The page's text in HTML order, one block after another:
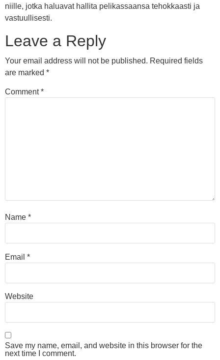
niille, jotka haluavat hallita pelikassaansa tehokkaasti ja
vastuullisesti.
Leave a Reply
Your email address will not be published. Required fields
are marked *
Comment*
Name *
Email *
Website
Save my name, email, and website in this browser for the
next time I comment.